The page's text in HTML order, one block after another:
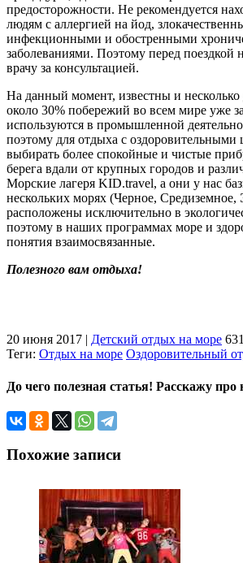
предосторожности. Не рекомендуется
людям с аллергией на йод,
инфекционными и обостренными
заболеваниями. Поэтому перед поездкой
врачу за консультацией.
На данный момент, известны и
около 30% побережий во всем мире уже
используются в промышленной
поэтому для отдыха с
выбирать более спокойные и чистые
берега вдали от крупных городов и
Морские лагеря KID.travel, а они у нас
нескольких морях (Черное, Средиземное,
расположены исключительно в
поэтому в наших программах море и
понятия взаимосвязанные.
Полезного вам отдыха!
20 июня 2017 | Детский отдых на море
Теги: Отдых на море Оздоровительный
До чего полезная статья! Расскажу про
Похожие записи